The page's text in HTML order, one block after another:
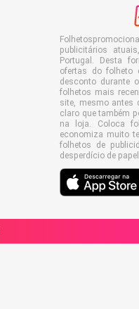
publicitários
Portugal. Desta
ofertas do folheto
desconto durante
folhetos mais
site, mesmo antes
claro que também
na loja. Coloca
economiza muito
folhetos de
desperdício de